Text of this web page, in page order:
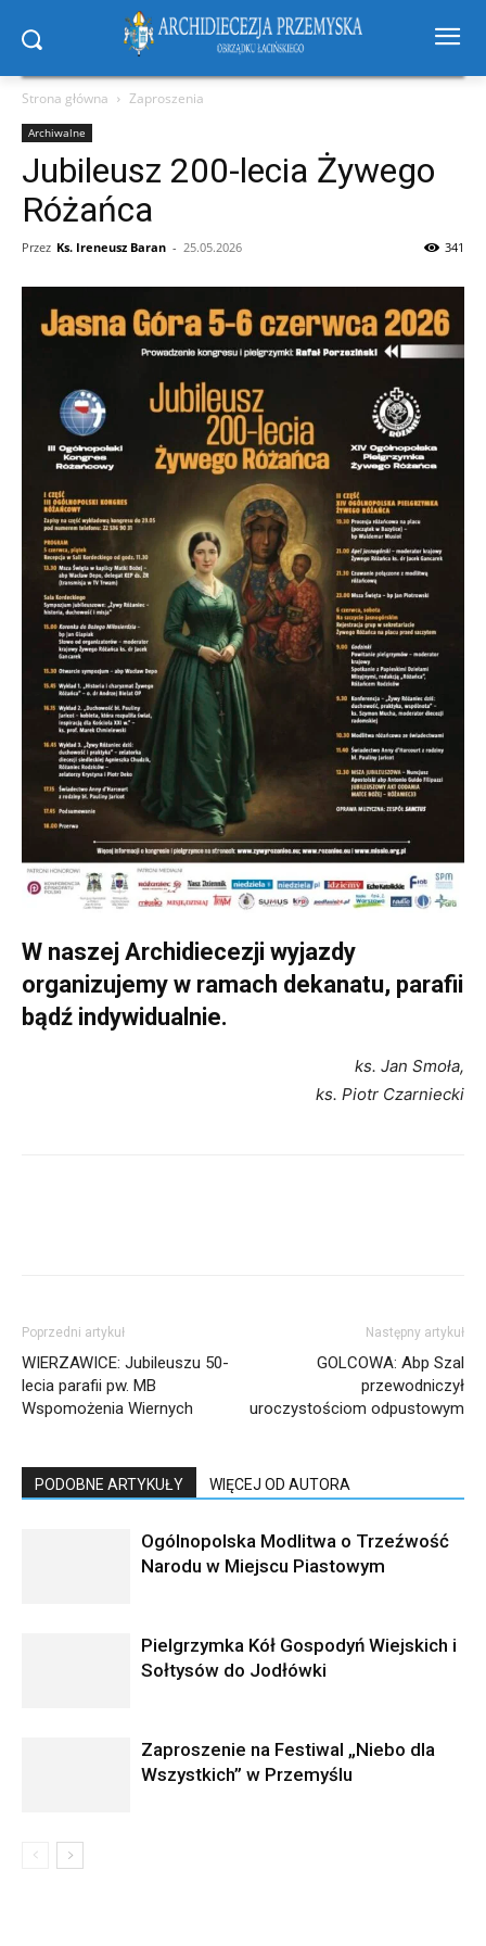
Strona główna Zaproszenia
Archiwalne
Jubileusz 200-lecia Żywego
Różańca
Przez Ks. Ireneusz Baran - 25.05.2026 341
W naszej Archidiecezji wyjazdy
organizujemy w ramach dekanatu, parafii
bądź indywidualnie.
ks. Jan Smoła,
ks. Piotr Czarniecki
Poprzedni artykuł
WIERZAWICE: Jubileuszu 50-
lecia parafii pw. MB
Wspomożenia Wiernych
Następny artykuł
GOLCOWA: Abp Szal
przewodniczył
uroczystościom odpustowym
PODOBNE ARTYKUŁY WIĘCEJ OD AUTORA
Ogólnopolska Modlitwa o Trzeźwość
Narodu w Miejscu Piastowym
Pielgrzymka Kół Gospodyń Wiejskich i
Sołtysów do Jodłówki
Zaproszenie na Festiwal „Niebo dla
Wszystkich” w Przemyślu